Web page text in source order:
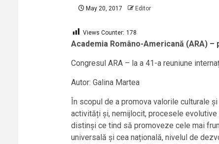
May 20, 2017 Editor
Views Counter: 178
Academia Româno-Americană (ARA)
Congresul ARA – la a 41-a reuniune
Autor: Galina Martea
În scopul de a promova valorile culturale
activități și, nemijlocit, procesele evolutive
distinși ce tind să promoveze cele mai
universală și cea națională, nivelul de